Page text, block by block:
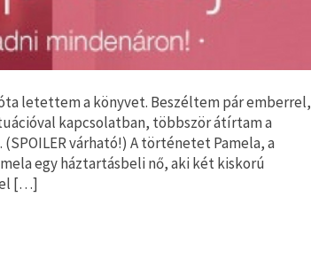
letettem a könyvet. Beszéltem pár emberrel,
kapcsolatban, többször átírtam a
várható!) A történetet Pamela, a
egy háztartásbeli nő, aki két kiskorú
[…]